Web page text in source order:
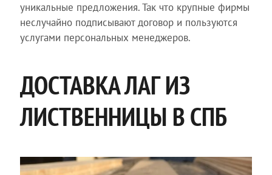
уникальные предложения. Так что крупные фирмы
неслучайно подписывают договор и пользуются
услугами персональных менеджеров.
ДОСТАВКА ЛАГ ИЗ
ЛИСТВЕННИЦЫ В СПБ